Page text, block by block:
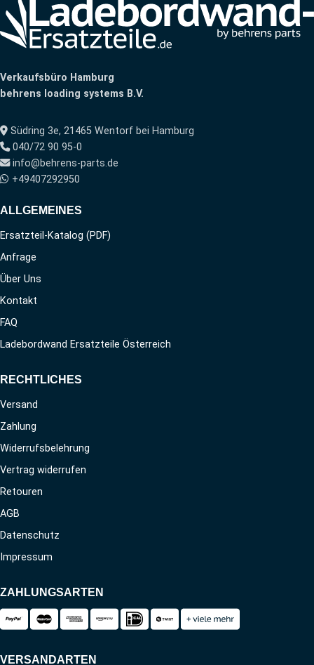
Verkaufsbüro Hamburg
behrens loading systems B.V.
Südring 3e, 21465 Wentorf bei Hamburg
040/72 90 95-0
info@behrens-parts.de
+49407292950
ALLGEMEINES
Ersatzteil-Katalog (PDF)
Anfrage
Über Uns
Kontakt
FAQ
Ladebordwand Ersatzteile Österreich
RECHTLICHES
Versand
Zahlung
Widerrufsbelehrung
Vertrag widerrufen
Retouren
AGB
Datenschutz
Impressum
ZAHLUNGSARTEN
VERSANDARTEN